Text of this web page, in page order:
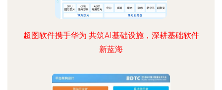
超图软件携手华为 共筑AI基础设施，深耕基础软件
新蓝海